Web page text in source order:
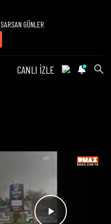
GÜNLER
CANLI İZLE